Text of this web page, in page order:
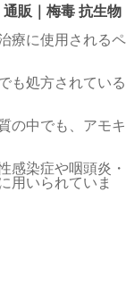
販｜梅毒 抗生物
療に使用されるペ
も処方されている
の中でも、アモキ
感染症や咽頭炎・
用いられていま